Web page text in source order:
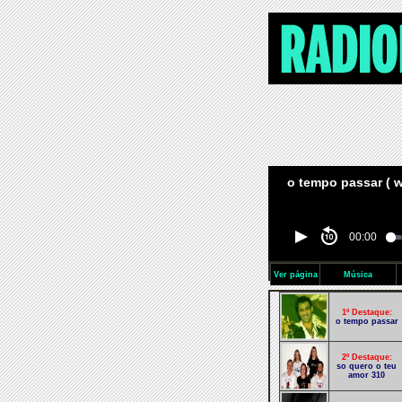
o tempo passar (
00:00
Ver página Música
1º Destaque:
o tempo passar
2º Destaque:
so quero o teu
amor 310